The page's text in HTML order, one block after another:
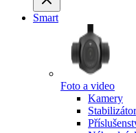
Smart
Foto a video
Kamery